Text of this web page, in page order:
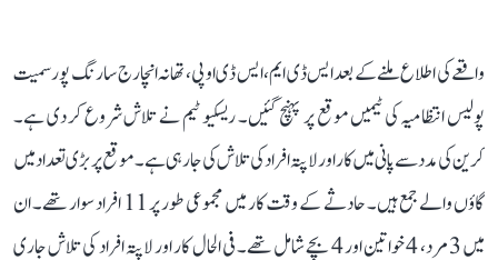
واقعے کی اطلاع ملنے کے بعد ایس ڈی ایم، ایس ڈی او پی، تھانہ انچارج سارنگ پور سمیت
پولیس انتظامیہ کی ٹیمیں موقع پر پہنچ گئیں۔ ریسکیو ٹیم نے تلاش شروع کر دی ہے۔
کرین کی مدد سے پانی میں کار اور لاپتہ افراد کی تلاش کی جا رہی ہے۔ موقع پر بڑی تعداد میں
گاؤں والے جمع ہیں۔ حادثے کے وقت کار میں مجموعی طور پر 11 افراد سوار تھے۔ ان
میں 3 مرد، 4 خواتین اور 4 بچے شامل تھے۔ فی الحال کار اور لاپتہ افراد کی تلاش جاری